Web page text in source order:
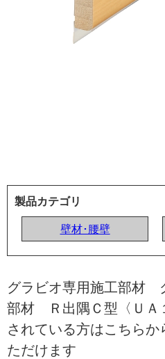
製品カテゴリ
壁材･腰壁
グラビオ専用施工部材
部材 Ｒ出隅Ｃ型〈ＵＡ
されている方はこちら
ただけます